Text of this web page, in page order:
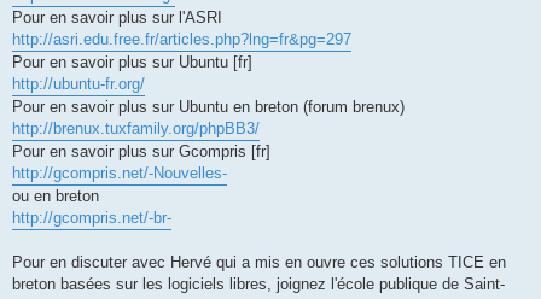
Pour en savoir plus sur l'ASRI
http://asri.edu.free.fr/articles.php?lng=fr&pg=297
Pour en savoir plus sur Ubuntu [fr]
http://ubuntu-fr.org/
Pour en savoir plus sur Ubuntu en breton (forum brenux)
http://brenux.tuxfamily.org/phpBB3/
Pour en savoir plus sur Gcompris [fr]
http://gcompris.net/-Nouvelles-
ou en breton
http://gcompris.net/-br-
Pour en discuter avec Hervé qui a mis en ouvre ces solutions TICE en
breton basées sur les logiciels libres, joignez l'école publique de Saint-